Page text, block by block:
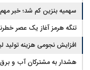
سهمیه بنزین کم شد؛ خبر مهم
تنگه هرمز آغاز یک عصر
افزایش نجومی هزینه تولید لبنیات؛
هشدار به مشترکان آب و